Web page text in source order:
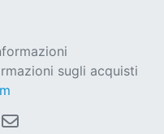
sugli acquisti